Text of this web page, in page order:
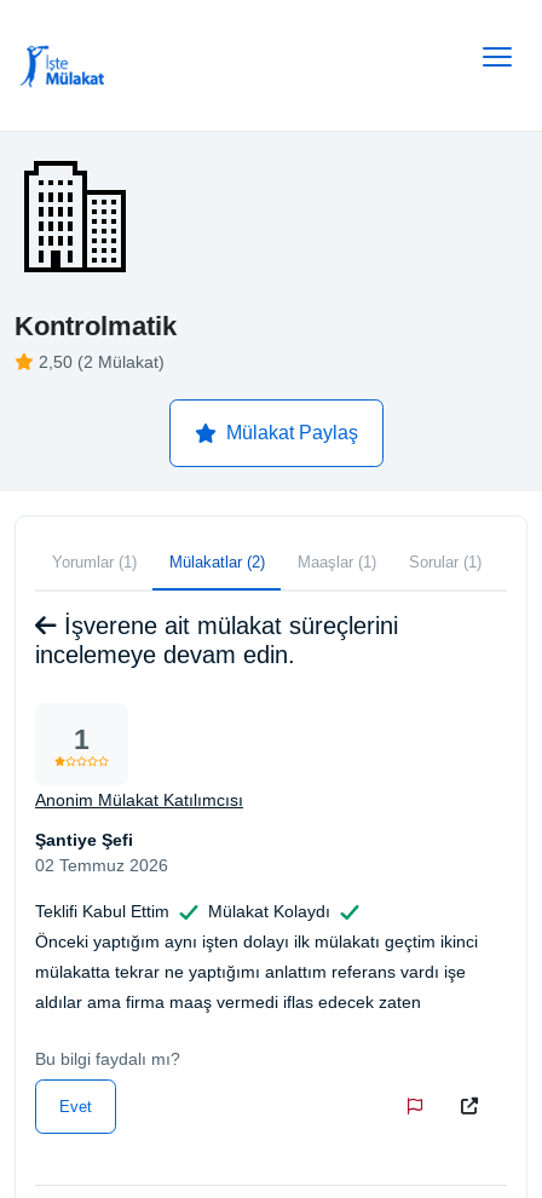
Kontrolmatik
2,50 (2 Mülakat)
Mülakat Paylaş
Yorumlar (1) Mülakatlar (2) Maaşlar (1) Sorular (1)
İşverene ait mülakat süreçlerini
incelemeye devam edin.
1
Anonim Mülakat Katılımcısı
Şantiye Şefi
02 Temmuz 2026
Teklifi Kabul Ettim
Mülakat Kolaydı
Önceki yaptığım aynı işten dolayı ilk mülakatı geçtim ikinci
mülakatta tekrar ne yaptığımı anlattım referans vardı işe
aldılar ama firma maaş vermedi iflas edecek zaten
Bu bilgi faydalı mı?
Evet